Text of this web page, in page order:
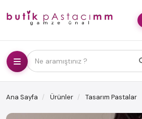
Ne aramıştınız ?
Ana Sayfa Ürünler Tasarım Pastalar